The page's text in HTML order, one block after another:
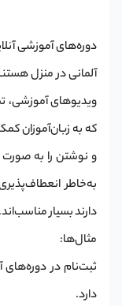
دوره‌های آموزشی
آلمانی در منزل
ویدیوهای آموزشی،
که به زبان‌آموزان
و نوشتن را به صورت
به‌خاطر
دارند بسیار مناسب‌اند.
مثال‌ها:
ثبت‌نام در دوره‌های
دارد.